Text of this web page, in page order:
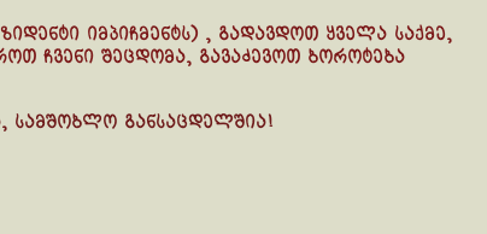
იმპიჩმენტს) , გადავდოთ ყველა საქმე,
ჩვენი შეცდომა, გავაძევოთ ბოროტება
სამშობლო განსაცდელშია!